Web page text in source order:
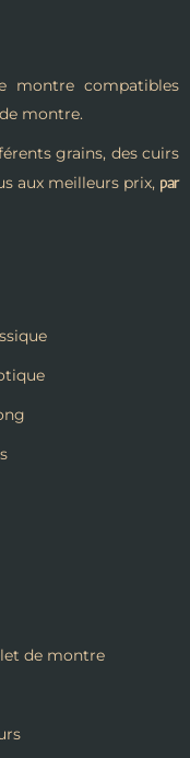
montre compatibles
montre.
grains, des cuirs
aux meilleurs prix, par
de montre